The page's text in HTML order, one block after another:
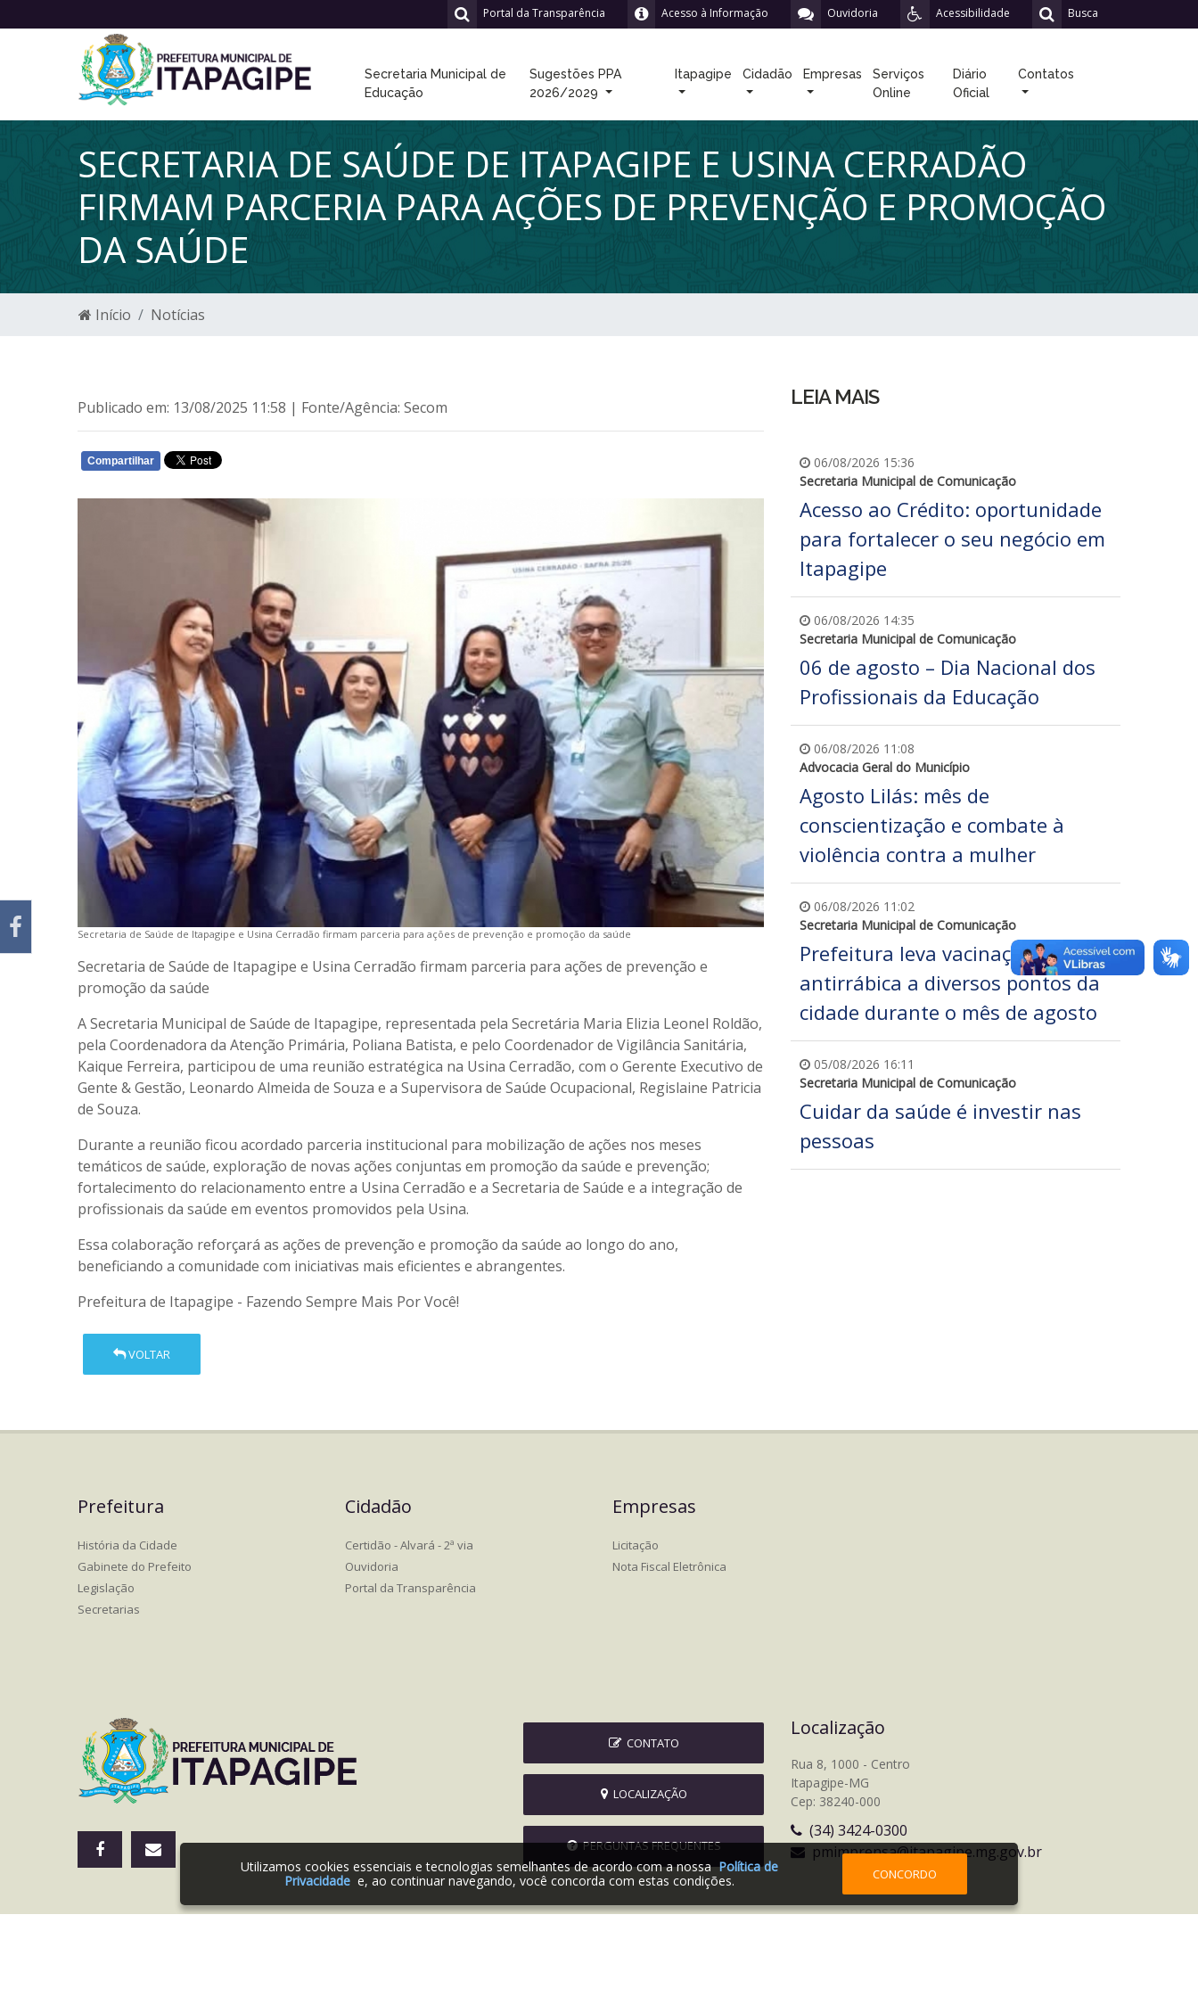
Busca
Acessibilidade
Ouvidoria
Acesso à Informação
Portal da Transparência
Secretaria Municipal de
Educação
Sugestões PPA
2026/2029
Itapagipe Cidadão Empresas
Serviços
Online
Diário
Oficial
Contatos
SECRETARIA DE SAÚDE DE ITAPAGIPE E USINA CERRADÃO
FIRMAM PARCERIA PARA AÇÕES DE PREVENÇÃO E PROMOÇÃO
DA SAÚDE
Início Notícias
Publicado em: 13/08/2025 11:58 | Fonte/Agência: Secom
Compartilhar
Secretaria de Saúde de Itapagipe e Usina Cerradão firmam parceria para ações de prevenção e promoção da saúde
Secretaria de Saúde de Itapagipe e Usina Cerradão firmam parceria para ações de prevenção e
promoção da saúde
A Secretaria Municipal de Saúde de Itapagipe, representada pela Secretária Maria Elizia Leonel Roldão,
pela Coordenadora da Atenção Primária, Poliana Batista, e pelo Coordenador de Vigilância Sanitária,
Kaique Ferreira, participou de uma reunião estratégica na Usina Cerradão, com o Gerente Executivo de
Gente & Gestão, Leonardo Almeida de Souza e a Supervisora de Saúde Ocupacional, Regislaine Patricia
de Souza.
Durante a reunião ficou acordado parceria institucional para mobilização de ações nos meses
temáticos de saúde, exploração de novas ações conjuntas em promoção da saúde e prevenção;
fortalecimento do relacionamento entre a Usina Cerradão e a Secretaria de Saúde e a integração de
profissionais da saúde em eventos promovidos pela Usina.
Essa colaboração reforçará as ações de prevenção e promoção da saúde ao longo do ano,
beneficiando a comunidade com iniciativas mais eficientes e abrangentes.
Prefeitura de Itapagipe - Fazendo Sempre Mais Por Você!
VOLTAR
LEIA MAIS
06/08/2026 15:36
Secretaria Municipal de Comunicação
Acesso ao Crédito: oportunidade
para fortalecer o seu negócio em
Itapagipe
06/08/2026 14:35
Secretaria Municipal de Comunicação
06 de agosto – Dia Nacional dos
Profissionais da Educação
06/08/2026 11:08
Advocacia Geral do Município
Agosto Lilás: mês de
conscientização e combate à
violência contra a mulher
06/08/2026 11:02
Secretaria Municipal de Comunicação
Prefeitura leva vacinação
antirrábica a diversos pontos da
cidade durante o mês de agosto
05/08/2026 16:11
Secretaria Municipal de Comunicação
Cuidar da saúde é investir nas
pessoas
Prefeitura
História da Cidade
Gabinete do Prefeito
Legislação
Secretarias
Cidadão
Certidão - Alvará - 2ª via
Ouvidoria
Portal da Transparência
Empresas
Licitação
Nota Fiscal Eletrônica
CONTATO
LOCALIZAÇÃO
PERGUNTAS FREQUENTES
Localização
Rua 8, 1000 - Centro
Itapagipe-MG
Cep: 38240-000
(34) 3424-0300
pmimprensa@itapagipe.mg.gov.br
Utilizamos cookies essenciais e tecnologias semelhantes de acordo com a nossaPolítica de
Privacidade e, ao continuar navegando, você concorda com estas condições. CONCORDO